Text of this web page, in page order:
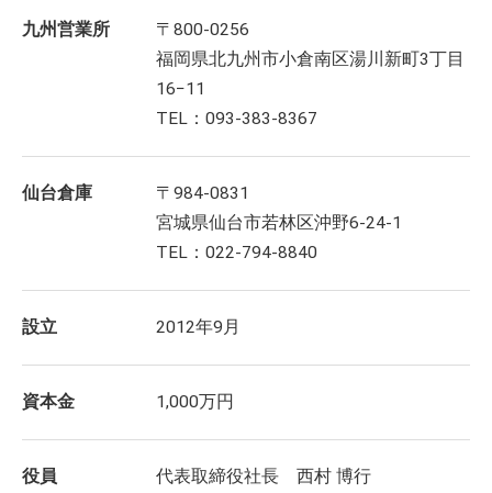
九州営業所
〒800-0256
福岡県北九州市小倉南区湯川新町3丁目
16−11
TEL：093-383-8367
仙台倉庫
〒984-0831
宮城県仙台市若林区沖野6-24-1
TEL：022-794-8840
設立 2012年9月
資本金 1,000万円
役員 代表取締役社長 西村 博行